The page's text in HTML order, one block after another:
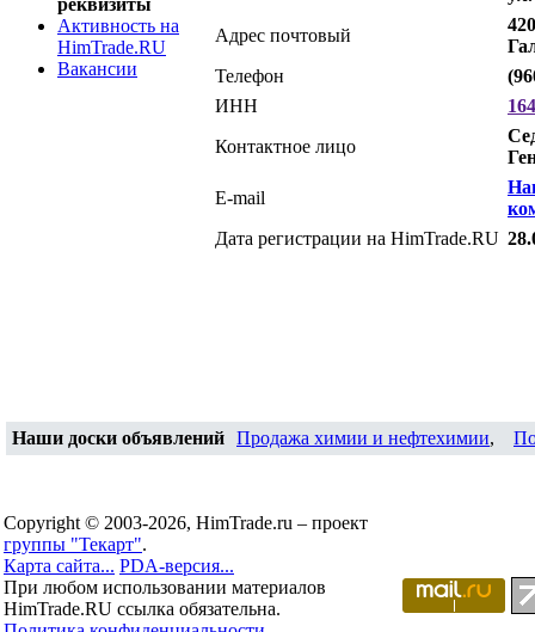
реквизиты
Активность на
HimTrade.RU
Вакансии
Адрес почтовый
Телефон
ИНН
Контактное лицо
E-mail
Дата регистрации на HimTrade.RU
Наши доски объявлений Продажа химии и нефтехимии,
Copyright © 2003-2026, HimTrade.ru – проект
группы "Текарт".
Карта сайта... PDA-версия...
При любом использовании материалов
HimTrade.RU ссылка обязательна.